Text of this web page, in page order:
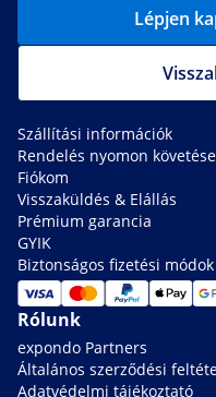
Lépjen
Szállítási információk
Rendelés nyomon követése
Fiókom
Visszaküldés & Elállás
Prémium garancia
GYIK
Biztonságos fizetési módok
Rólunk
expondo Partners
Általános szerződési
Adatvédelmi tájékoztató